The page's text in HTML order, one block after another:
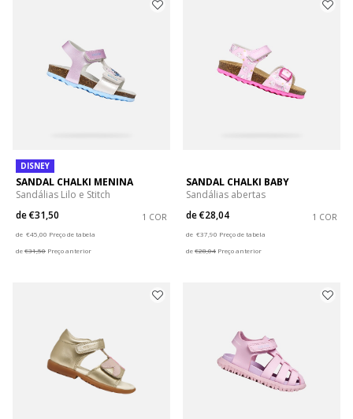
DISNEY
SANDAL CHALKI MENINA
Sandálias Lilo e Stitch
de€31,50 1 COR
de €45,00 Preço de tabela
de€31,50 Preço anterior
SANDAL CHALKI BABY
Sandálias abertas
de€28,04 1 COR
de €37,90 Preço de tabela
de€28,04 Preço anterior